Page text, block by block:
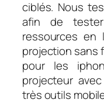
ciblés. Nous
afin de tester
ressources en
projection sans
pour les
projecteur
très outils